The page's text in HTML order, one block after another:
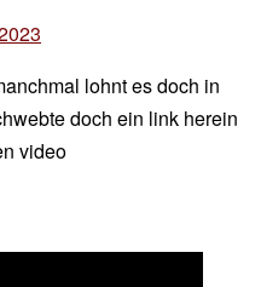
chef lohnt es doch in
doch ein link herein
video